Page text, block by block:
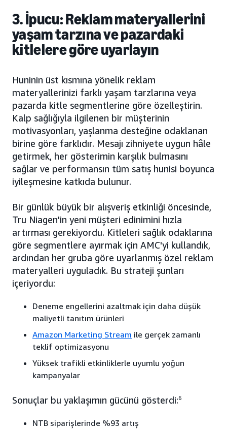
3. İpucu: Reklam materyallerini
yaşam tarzına ve pazardaki
kitlelere göre uyarlayın
Huninin üst kısmına yönelik reklam
materyallerinizi farklı yaşam tarzlarına veya
pazarda kitle segmentlerine göre özelleştirin.
Kalp sağlığıyla ilgilenen bir müşterinin
motivasyonları, yaşlanma desteğine odaklanan
birine göre farklıdır. Mesajı zihniyete uygun hâle
getirmek, her gösterimin karşılık bulmasını
sağlar ve performansın tüm satış hunisi boyunca
iyileşmesine katkıda bulunur.
Bir günlük büyük bir alışveriş etkinliği öncesinde,
Tru Niagen'in yeni müşteri edinimini hızla
artırması gerekiyordu. Kitleleri sağlık odaklarına
göre segmentlere ayırmak için AMC'yi kullandık,
ardından her gruba göre uyarlanmış özel reklam
materyalleri uyguladık. Bu strateji şunları
içeriyordu:
Deneme engellerini azaltmak için daha düşük
maliyetli tanıtım ürünleri
Amazon Marketing Stream ile gerçek zamanlı
teklif optimizasyonu
Yüksek trafikli etkinliklerle uyumlu yoğun
kampanyalar
Sonuçlar bu yaklaşımın gücünü gösterdi:6
NTB siparişlerinde %93 artış